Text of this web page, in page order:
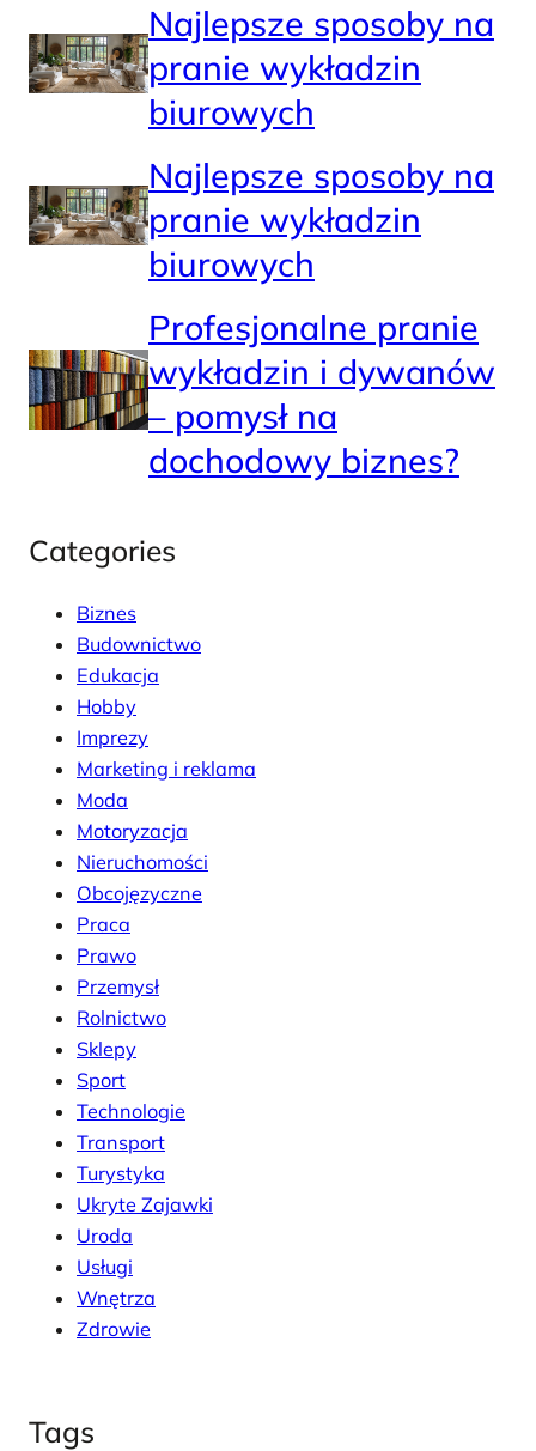
Najlepsze sposoby na
pranie wykładzin
biurowych
Najlepsze sposoby na
pranie wykładzin
biurowych
Profesjonalne pranie
wykładzin i dywanów
– pomysł na
dochodowy biznes?
Categories
Biznes
Budownictwo
Edukacja
Hobby
Imprezy
Marketing i reklama
Moda
Motoryzacja
Nieruchomości
Obcojęzyczne
Praca
Prawo
Przemysł
Rolnictwo
Sklepy
Sport
Technologie
Transport
Turystyka
Ukryte Zajawki
Uroda
Usługi
Wnętrza
Zdrowie
Tags